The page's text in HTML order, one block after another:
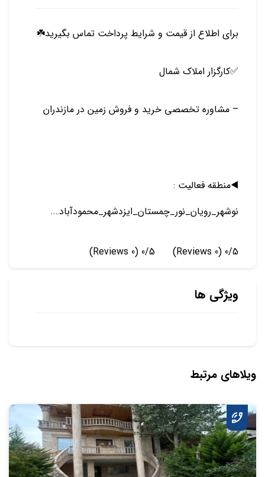
برای اطلاع از قیمت و شرایط پرداخت تماس بگیرید☘️
✅️کارگزار املاک شمال
– مشاوره تخصصی خرید و فروش زمین در مازندران
◀️منطقه فعالیت :
نوشهر_رویان_نور_چمستان_ایزدشهر_محمودآباد….
0/5
(0 Reviews)
0/5
(0 Reviews)
ویژگی ها
ویلاهای مرتبط